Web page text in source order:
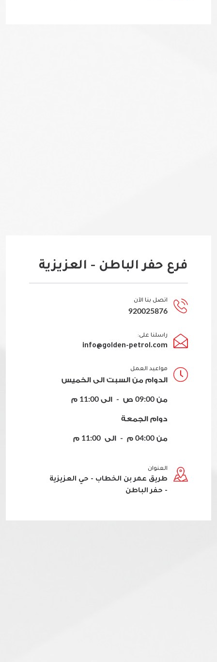
فرع حفر الباطن - العزيزية
اتصل بنا الآن
920025876
راسلنا على:
info@golden-petrol.com
مواعيد العمل
الدوام من السبت الى الخميس
من 09:00 ص - الى 11:00 م
دوام الجمعة
من 04:00 م - الى 11:00 م
العنوان
طريق عمر بن الخطاب - حي العزيزية
- حفر الباطن